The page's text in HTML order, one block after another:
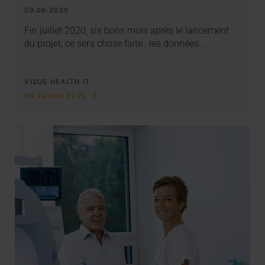
09.06.2020
Fin juillet 2020, six bons mois après le lancement
du projet, ce sera chose faite : les données…
VISUS HEALTH IT
EN SAVOIR PLUS